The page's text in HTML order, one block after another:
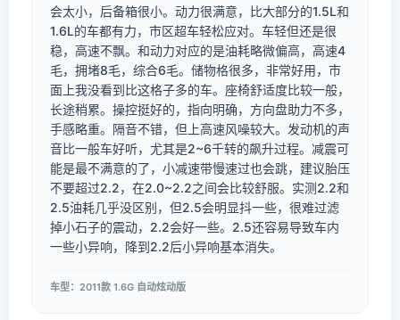
会太小，后备箱很小。动力很满意，比大部分的1.5L和
1.6L的车都有力，市区超车轻松应对。车轻但还是很
稳，高速不飘。和动力对应的是油耗略微偏高，高速4
毛，拥堵8毛，综合6毛。储物格很多，非常好用，市
面上我没看到比这格子多的车。座椅舒适度比较一般，
长途稍累。操控挺好的，指向明确，方向盘助力不多，
手感略重。隔音不错，但上高速风噪较大。发动机的声
音比一般车好听，尤其是2~6千转的飙升过程。减震可
能是最不满意的了，小减速带慢速过也会跳，建议胎压
不要超过2.2，在2.0~2.2之间会比较舒服。实测2.2和
2.5油耗几乎没区别，但2.5会明显抖一些，很难过滤
掉小石子的震动，2.2会好一些。2.5还容易导致车内
一些小异响，降到2.2后小异响基本消失。
车型：2011款 1.6G 自动炫动版